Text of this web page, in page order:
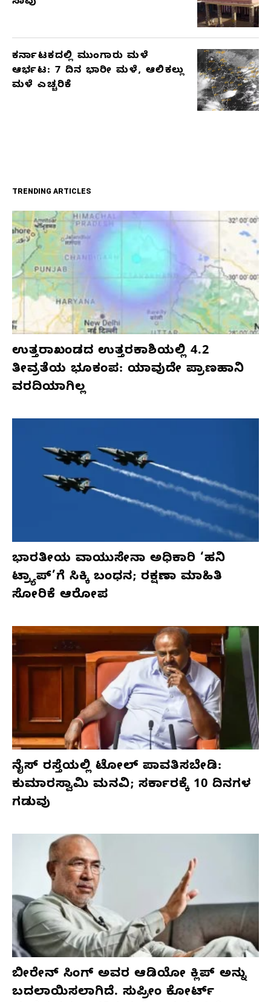
ಕರ್ನಾಟಕದಲ್ಲಿ ಮುಂಗಾರು ಮಳೆ
ಆರ್ಭಟ: 7 ದಿನ ಭಾರೀ ಮಳೆ, ಆಲಿಕಲ್ಲು
ಮಳೆ ಎಚ್ಚರಿಕೆ
TRENDING ARTICLES
ಉತ್ತರಾಖಂಡದ ಉತ್ತರಕಾಶಿಯಲ್ಲಿ 4.2
ತೀವ್ರತೆಯ ಭೂಕಂಪ: ಯಾವುದೇ ಪ್ರಾಣಹಾನಿ
ವರದಿಯಾಗಿಲ್ಲ
ಭಾರತೀಯ ವಾಯುಸೇನಾ ಅಧಿಕಾರಿ ‘ಹನಿ
ಟ್ರ್ಯಾಪ್’ಗೆ ಸಿಕ್ಕಿ ಬಂಧನ; ರಕ್ಷಣಾ ಮಾಹಿತಿ
ಸೋರಿಕೆ ಆರೋಪ
ನೈಸ್ ರಸ್ತೆಯಲ್ಲಿ ಟೋಲ್ ಪಾವತಿಸಬೇಡಿ:
ಕುಮಾರಸ್ವಾಮಿ ಮನವಿ; ಸರ್ಕಾರಕ್ಕೆ 10 ದಿನಗಳ
ಗಡುವು
ಬೀರೇನ್ ಸಿಂಗ್ ಅವರ ಆಡಿಯೋ ಕ್ಲಿಪ್ ಅನ್ನು
ಬದಲಾಯಿಸಲಾಗಿದೆ. ಸುಪ್ರೀಂ ಕೋರ್ಟ್